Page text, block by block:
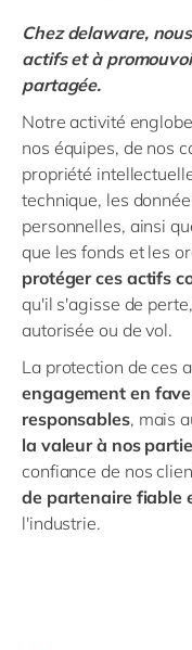
Chez delaware,
actifs et à
partagée.
Notre activité
nos équipes, de nos
propriété
technique, les
personnelles, ainsi
que les fonds et les
protéger ces actifs
qu'il s'agisse de
autorisée ou de vol.
La protection de ces
engagement en
responsables, mais
la valeur à nos
confiance de nos
de partenaire fiable
l'industrie.